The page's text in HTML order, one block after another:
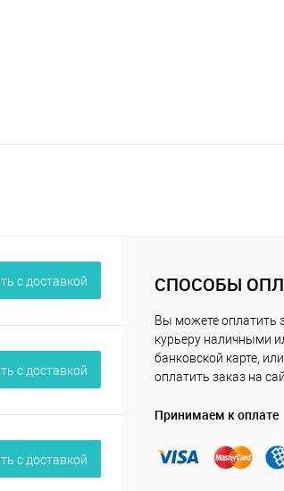
c доставкой
c доставкой
c доставкой
СПОСОБЫ
Вы можете оплатить
курьеру наличными
банковской карте,
оплатить заказ на
Принимаем к оплате